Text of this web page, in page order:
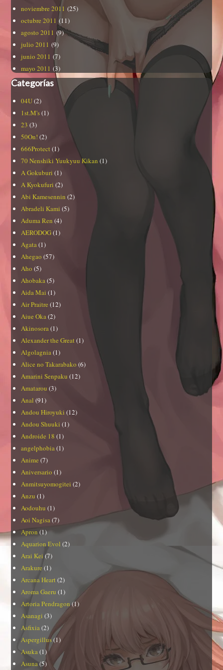
noviembre 2011 (25)
octubre 2011 (11)
agosto 2011 (9)
julio 2011 (9)
junio 2011 (7)
mayo 2011 (3)
Categorías
04U(2)
1st.M's(1)
23 (3)
50On! (2)
666Protect (1)
70 Nenshiki Yuukyuu Kikan (1)
A Gokuburi (1)
A Kyokufuri (2)
Abi Kamesennin (2)
Abradeli Kami (5)
Aduma Ren (4)
AERODOG(1)
Agata (1)
Ahegao (57)
Aho (5)
Ahobaka (5)
Aida Mai (1)
Air Praitre (12)
Aiue Oka (2)
Akinosora (1)
Alexander the Great (1)
Algolagnia (1)
Alice no Takarabako (6)
Amarini Senpaku (12)
Amatarou (3)
Anal (91)
Andou Hiroyuki (12)
Andou Shuuki (1)
Androide 18 (1)
angelphobia (1)
Anime (7)
Aniversario (1)
Anmitsuyomogitei (2)
Anzu (1)
Aodouhu (1)
Aoi Nagisa (7)
Apron (1)
Aquarion Evol (2)
Arai Kei (7)
Arakure(1)
Arcana Heart (2)
Aroma Gaeru (1)
Artoria Pendragon(1)
Asanagi (3)
Asfixia (2)
Aspergillus(1)
Asuka (1)
Asuna(5)